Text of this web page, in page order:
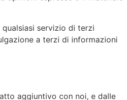
servizio di terzi
a terzi di informazioni
aggiuntivo con noi, e dalle